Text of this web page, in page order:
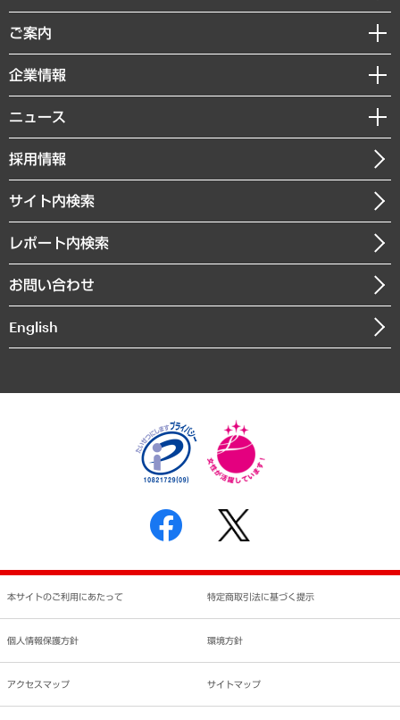
組織・人事戦略
デジタルイノベーション
共生・ダイバーシティ
GRC（ガバナンス・リスク・コンプライアンス）・防災（政策）
経済・産業・雇用・労働
まちづくり・観光・交通・スポーツ・スマートシティ
自然資源・農林水産業・食料システム
経済調査
レポート
コラム
経営用語集
受託・受注実績（官公庁関連）
メディア掲載・出演
ご案内
セミナー・イベント情報
MUFGビジネスセミナー
受託案件情報
企業情報
私たちの想い
社長メッセージ
会社概要
沿革
組織図・本部部室紹介
インドネシア現地法人
個人情報保護方針
反社会的勢力に対する基本方針
書面による個人情報の開示等の請求の手続きについて
ニュース
ニュースリリース
お知らせ
採用情報
サイト内検索
レポート内検索
お問い合わせ
English
本サイトのご利用にあたって 特定商取引法に基づく提示
個人情報保護方針 環境方針
アクセスマップ サイトマップ